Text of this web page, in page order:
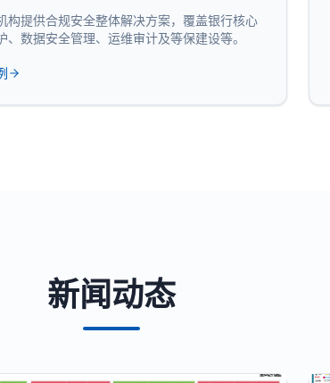
构提供合规安全整体解决方案，覆盖银行核心
、数据安全管理、运维审计及等保建设等。
新闻动态